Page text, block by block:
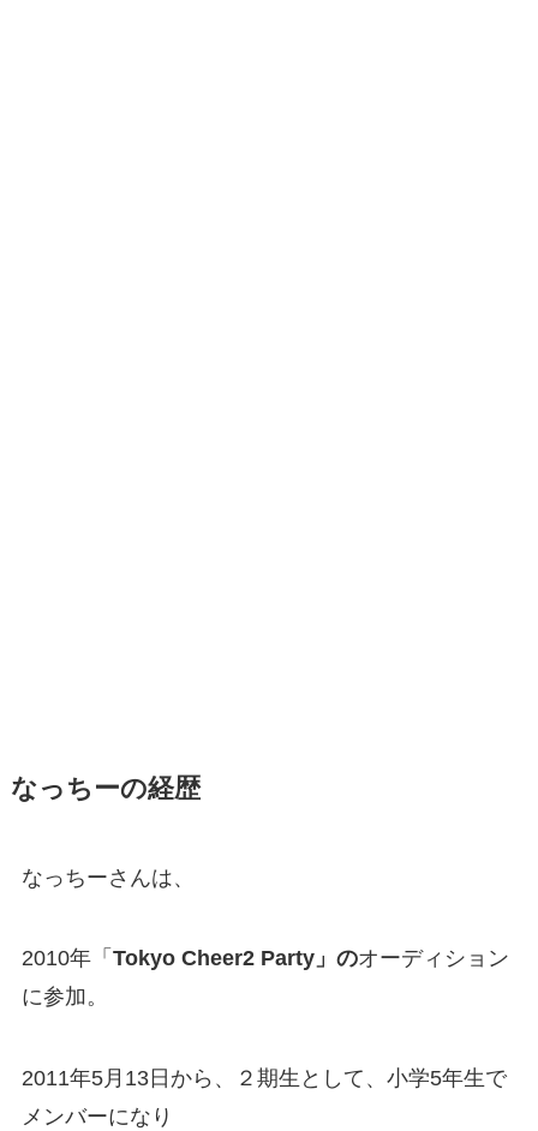
なっちーの経歴
なっちーさんは、
2010年「 Tokyo Cheer2 Party」のオーディション
に参加。
2011年5月13日から、２期生として、小学5年生で
メンバーになり